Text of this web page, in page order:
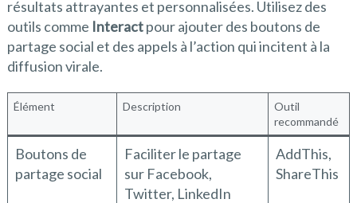
résultats attrayantes et personnalisées. Utilisez des
outils comme Interactpour ajouter des boutons de
partage social et des appels à l’action qui incitent à la
diffusion virale.
Élément Description
Outil
recommandé
Boutons de
partage social
Faciliter le partage
sur Facebook,
Twitter, LinkedIn
AddThis,
ShareThis